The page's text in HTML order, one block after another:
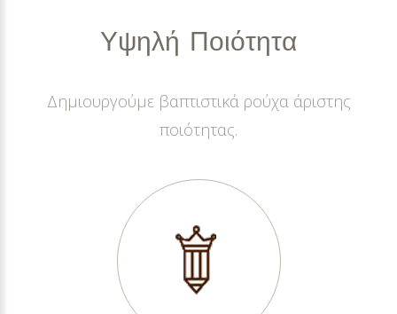
Υψηλή Ποιότητα
Δημιουργούμε βαπτιστικά ρούχα άριστης
ποιότητας.